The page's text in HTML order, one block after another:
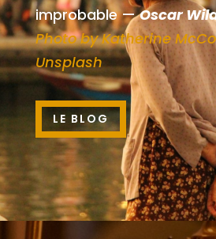
impro­bable —Oscar
Pho­to byKathe­rine
Uns­plash
LE BLOG